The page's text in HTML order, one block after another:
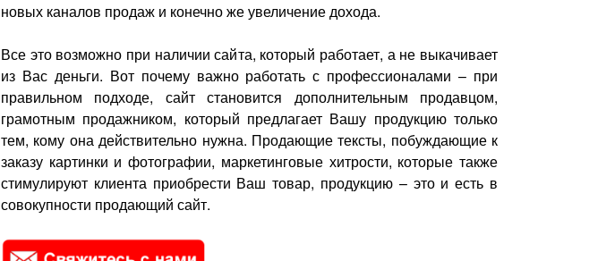
новых каналов продаж и конечно же увеличение дохода.
Все это возможно при наличии сайта, который работает, а не выкачивает
из Вас деньги. Вот почему важно работать с профессионалами – при
правильном подходе, сайт становится дополнительным продавцом,
грамотным продажником, который предлагает Вашу продукцию только
тем, кому она действительно нужна. Продающие тексты, побуждающие к
заказу картинки и фотографии, маркетинговые хитрости, которые также
стимулируют клиента приобрести Ваш товар, продукцию – это и есть в
совокупности продающий сайт.